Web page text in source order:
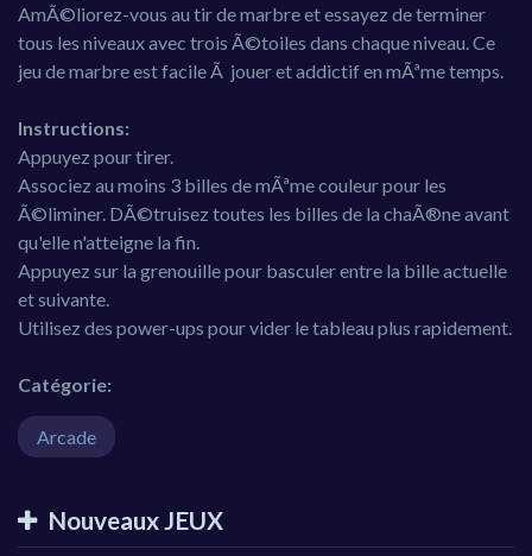
AmÃ©liorez-vous au tir de marbre et essayez de terminer
tous les niveaux avec trois Ã©toiles dans chaque niveau. Ce
jeu de marbre est facile Ã jouer et addictif en mÃªme temps.
Instructions:
Appuyez pour tirer.
Associez au moins 3 billes de mÃªme couleur pour les
Ã©liminer. DÃ©truisez toutes les billes de la chaÃ®ne avant
qu'elle n'atteigne la fin.
Appuyez sur la grenouille pour basculer entre la bille actuelle
et suivante.
Utilisez des power-ups pour vider le tableau plus rapidement.
Catégorie:
Arcade
Nouveaux JEUX